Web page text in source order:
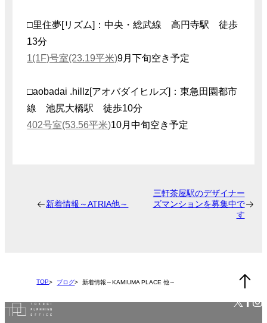
□里住夢[リズム]：中央・総武線 高円寺駅 徒歩
13分
1(1F)号室(23.19平米)9月下旬空き予定
□aobadai .hillz[アオバダイヒルズ]：東急田園都市
線 池尻大橋駅 徒歩10分
402号室(53.56平米)10月中旬空き予定
新着情報～ATRIA他～
三軒茶屋駅のデザイナー
ズマンションを募集中で
す
TOP ブログ 新着情報～KAMIUMA PLACE 他～